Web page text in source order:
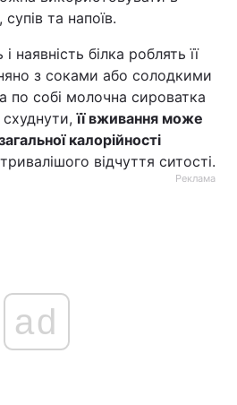
супів та напоїв.
наявність білка роблять її
з соками або солодкими
по собі молочна сироватка
схуднути,її вживання може
калорійності
відчуття ситості.
Реклама
ad